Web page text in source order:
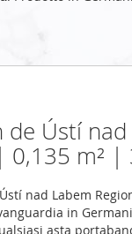
de Ústí
0,135 m² |
nad Labem
in
asta